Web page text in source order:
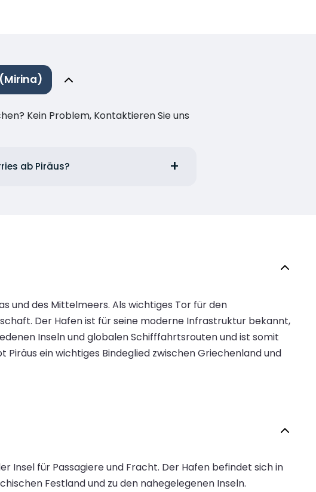
Kein Problem, Kontaktieren Sie uns
ab Piräus?
und des Mittelmeers. Als wichtiges Tor für den
Der Hafen ist für seine moderne Infrastruktur bekannt,
Inseln und globalen Schifffahrtsrouten und ist somit
ein wichtiges Bindeglied zwischen Griechenland und
Insel für Passagiere und Fracht. Der Hafen befindet sich in
Festland und zu den nahegelegenen Inseln.